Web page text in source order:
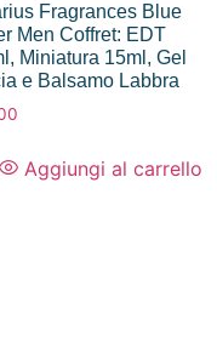
Fragrances Blue
Men Coffret: EDT
Miniatura 15ml, Gel
e Balsamo Labbra
Aggiungi al carrello